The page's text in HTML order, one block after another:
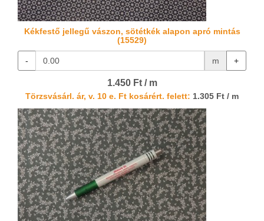
Kékfestő jellegű vászon, sötétkék alapon apró mintás
(15529)
- m +
1.450 Ft / m
Törzsvásárl. ár, v. 10 e. Ft kosárért. felett: 1.305 Ft / m